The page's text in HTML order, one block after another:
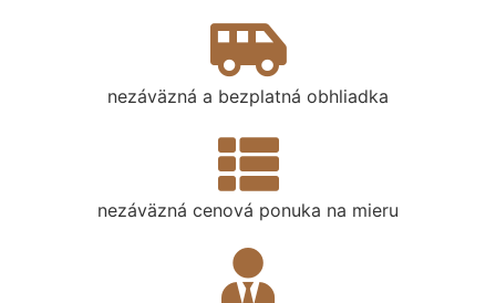
nezáväzná a bezplatná obhliadka
nezáväzná cenová ponuka na mieru